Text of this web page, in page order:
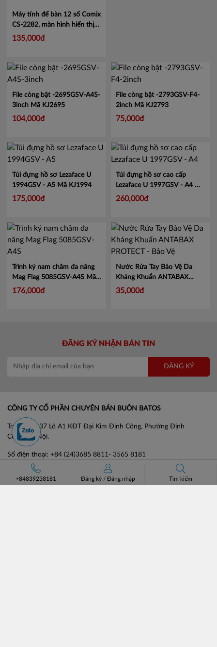
Máy tính để bàn 12 số Comix
CS-2282, màn hình hiển thị
lớn tiện lợi.
135,000đ
File còng bật -2695GSV-A4S-
3inch Mã KJ2695
104,000đ
File còng bật -2793GSV-F4-
2inch Mã KJ2793
75,000đ
Túi đựng hồ sơ Lezaface U
1994GSV - A5 Mã KJ1994
175,000đ
Túi đựng hồ sơ cao cấp
Lezaface U 1997GSV - A4 Mã
KJ1997
260,000đ
Trình ký nam châm đa năng
Mag Flag 5085GSV-A4S Mã
KJ5085
176,000đ
Nước Rửa Tay Bảo Vệ Da
Kháng Khuẩn ANTABAX
PROTECT - Bảo Vệ
35,000đ
ĐĂNG KÝ NHẬN BẢN TIN
ĐĂNG KÝ
CÔNG TY CỔ PHẦN CHUYÊN BÁN BUÔN BATOS
Trụ sở: Số 37 Lô A1 KĐT Đại Kim Định Công, Phường Định
Công, Hà Nội.
Số điện thoại: +84 (24)3685 8811- 3565 8181
Email: lienhe@batos.vn
+84839238181 Đăng ký /Đăng nhập Tìm kiếm